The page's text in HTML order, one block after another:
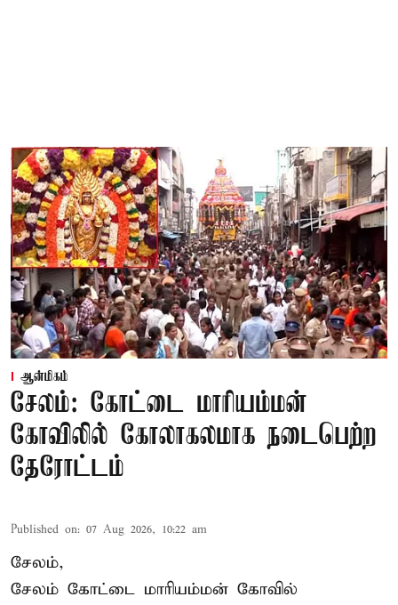
ஆன்மிகம்
சேலம்: கோட்டை மாரியம்மன்
கோவிலில் கோலாகலமாக நடைபெற்ற
தேரோட்டம்
Published on: 07 Aug 2026, 10:22 am
சேலம்,
சேலம் கோட்டை மாரியம்மன் கோவில்